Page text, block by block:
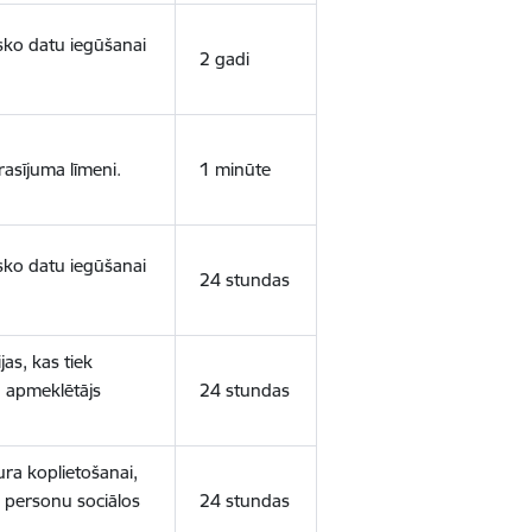
datu iegūšanai
2 gadi
līmeni. 1 minūte
datu iegūšanai
24 stundas
kas tiek
24 stundas
koplietošanai,
sociālos
24 stundas